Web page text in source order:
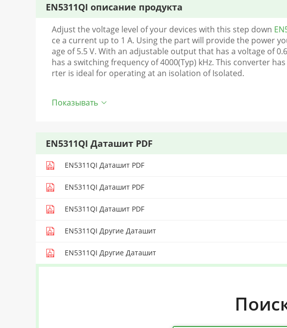
EN5311QI описание продукта
Adjust the voltage level of your devices with this step down
ce a current up to 1 A. Using the part will provide the power
age of 5.5 V. With an adjustable output that has a voltage of
has a switching frequency of 4000(Typ) kHz. This converter
rter is ideal for operating at an isolation of Isolated.
Показывать
EN5311QI Даташит PDF
EN5311QI Даташит PDF
EN5311QI Даташит PDF
EN5311QI Даташит PDF
EN5311QI Другие Даташит
EN5311QI Другие Даташит